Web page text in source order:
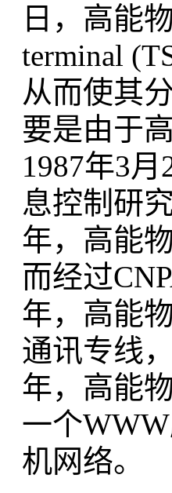
日，高能
terminal
从而使其
要是由于
1987年3
息控制研
年，高能
而经过
年，高能
通讯专线
年，高能
一个
机网络。